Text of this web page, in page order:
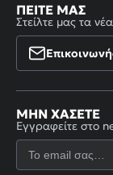
ΠΕΊΤΕ ΜΑΣ
Στείλτε μας τα
ΜΗΝ ΧΆΣΕΤΕ
Εγγραφείτε στο